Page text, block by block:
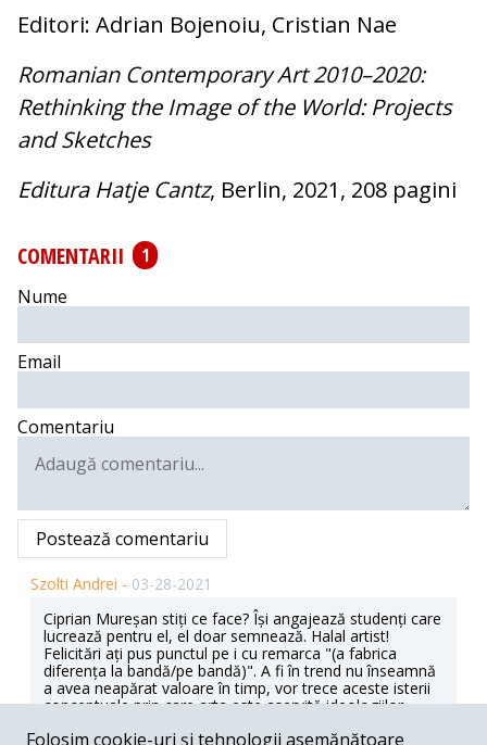
Editori: Adrian Bojenoiu, Cristian Nae
Romanian Contemporary Art 2010–2020:
Rethinking the Image of the World: Projects
and Sketches
Editura Hatje Cantz, Berlin, 2021, 208 pagini
COMENTARII
1
Nume
Email
Comentariu
Postează comentariu
Szolti Andrei - 03-28-2021
Ciprian Mureșan stiți ce face? Își angajează studenți care
lucrează pentru el, el doar semnează. Halal artist!
Felicitări ați pus punctul pe i cu remarca "(a fabrica
diferența la bandă/pe bandă)". A fi în trend nu înseamnă
a avea neapărat valoare în timp, vor trece aceste isterii
conceptuale prin care arta este aservită ideologiilor
(muzeele, bienalele, publicațiile, galeriile, piața de artă)"
Folosim cookie-uri și tehnologii asemănătoare